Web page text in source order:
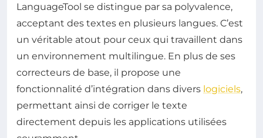
LanguageTool se distingue par sa polyvalence,
acceptant des textes en plusieurs langues. C’est
un véritable atout pour ceux qui travaillent dans
un environnement multilingue. En plus de ses
correcteurs de base, il propose une
fonctionnalité d’intégration dans divers logiciels,
permettant ainsi de corriger le texte
directement depuis les applications utilisées